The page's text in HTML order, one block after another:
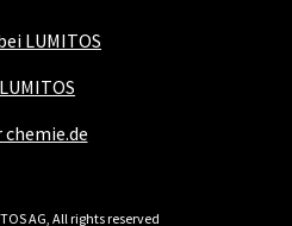
LUMITOS
chemie.de
AG, All rights reserved